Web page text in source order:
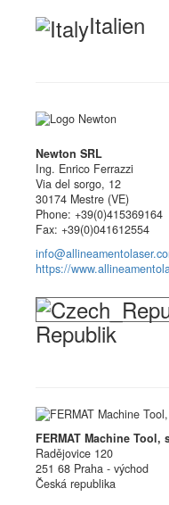
Italien
Newton SRL
Ing. Enrico Ferrazzi
Via del sorgo, 12
30174 Mestre (VE)
Phone: +39(0)415369164
Fax: +39(0)041612554
https://
Republik
FERMAT Machine Tool,
Radějovice 120
251 68 Praha - východ
Česká republika